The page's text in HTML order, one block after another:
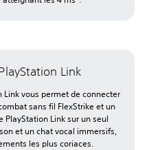
Link
Link vous permet de connecter
sans fil FlexStrike et un
Link sur un seul
et un chat vocal immersifs,
les plus coriaces.